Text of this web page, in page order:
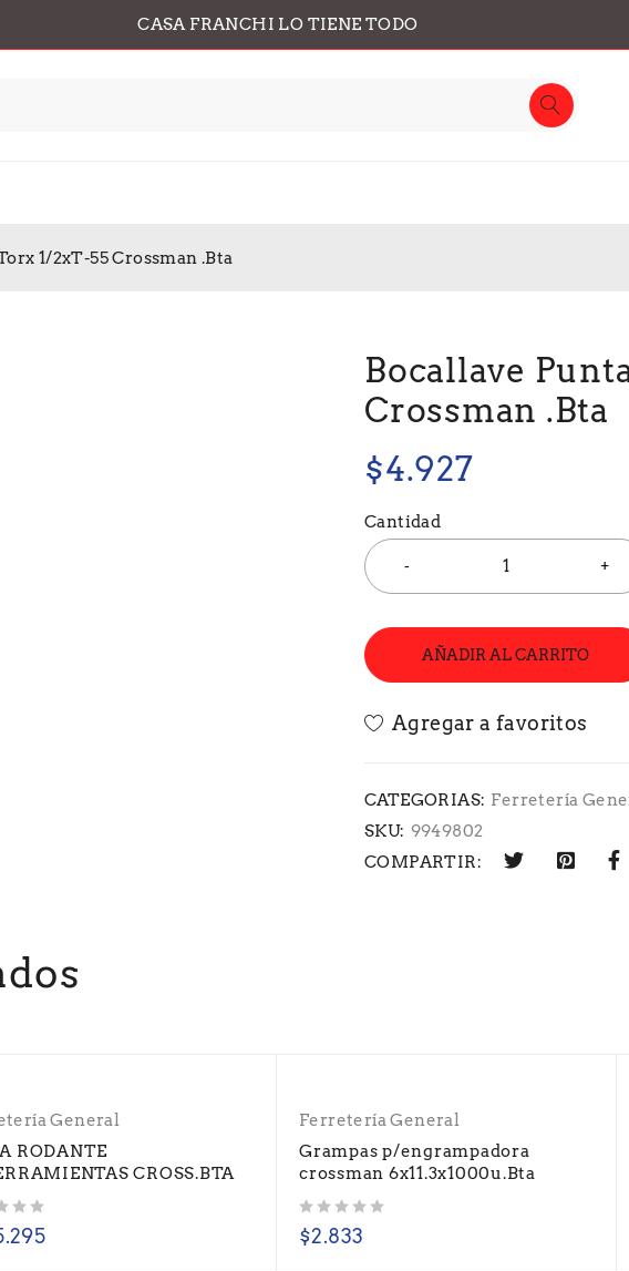
CASA FRANCHI LO TIENE TODO
1/2xT-55 Crossman .Bta
Bocallave
Crossman .Bta
$4.927
Cantidad
AÑADIR AL CARRITO
CATEGORIAS: Ferretería
SKU: 9949802
COMPARTIR:
General
RODANTE
CROSS.BTA
Ferretería General
Grampas p/engrampadora
crossman 6x11.3x1000u.Bta
$2.833